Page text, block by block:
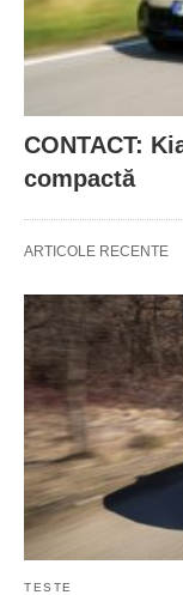
CONTACT:
compactă
ARTICOLE RECENTE
TESTE